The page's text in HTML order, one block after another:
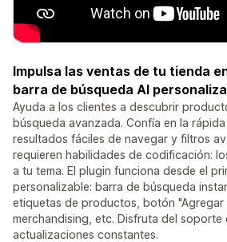
Impulsa las ventas de tu tienda
barra de búsqueda AI
Ayuda a los clientes a descubrir
búsqueda avanzada. Confía en la
resultados fáciles de navegar y filtros
requieren habilidades de codificación:
a tu tema. El plugin funciona desde el
personalizable: barra de búsqueda
etiquetas de productos, botón "Agregar
merchandising, etc. Disfruta del soporte
actualizaciones constantes.